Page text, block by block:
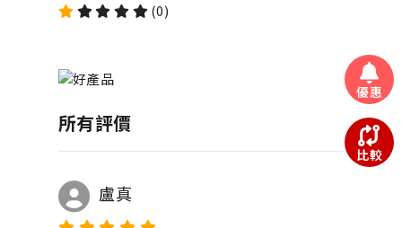
(0)
所有評價
盧真
優惠
比較